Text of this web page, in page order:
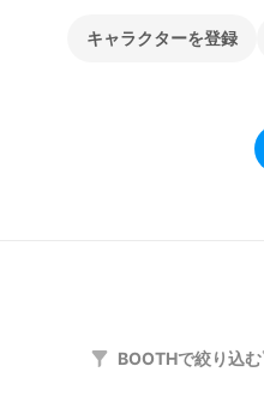
キャラクターを登録
BOOTHで絞り込む